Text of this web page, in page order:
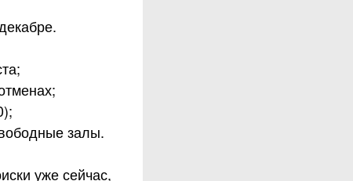
залы.
уже сейчас,